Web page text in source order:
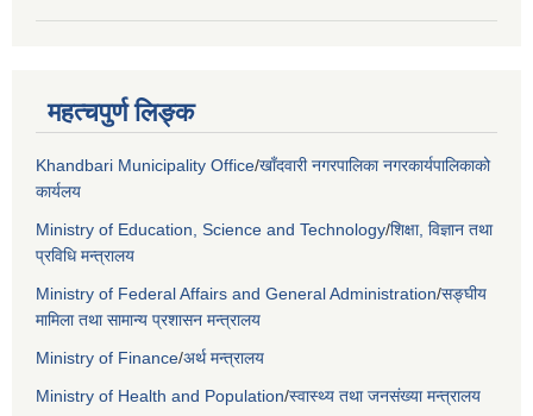
महत्चपुर्ण लिङ्क
Khandbari Municipality Office/खाँदवारी नगरपालिका नगरकार्यपालिकाको
कार्यलय
Ministry of Education, Science and Technology/शिक्षा, विज्ञान तथा
प्रविधि मन्त्रालय
Ministry of Federal Affairs and General Administration/सङ्घीय
मामिला तथा सामान्य प्रशासन मन्त्रालय
Ministry of Finance/अर्थ मन्त्रालय
Ministry of Health and Population/स्वास्थ्य तथा जनसंख्या मन्त्रालय